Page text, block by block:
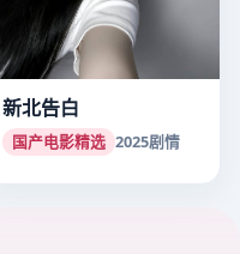
新北告白
国产电影精选 2025剧情